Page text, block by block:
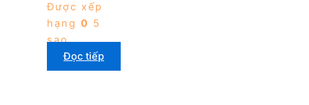
Được xếp
hạng 0 5
sao
Đọc tiếp